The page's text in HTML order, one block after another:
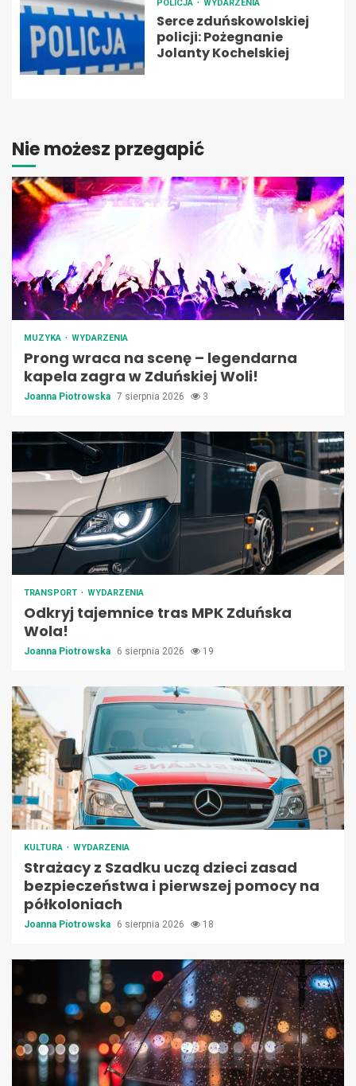
POLICJA WYDARZENIA
Serce zduńskowolskiej
policji: Pożegnanie
Jolanty Kochelskiej
Nie możesz przegapić
MUZYKA WYDARZENIA
Prong wraca na scenę – legendarna
kapela zagra w Zduńskiej Woli!
Joanna Piotrowska 7 sierpnia 2026 3
TRANSPORT WYDARZENIA
Odkryj tajemnice tras MPK Zduńska
Wola!
Joanna Piotrowska 6 sierpnia 2026 19
KULTURA WYDARZENIA
Strażacy z Szadku uczą dzieci zasad
bezpieczeństwa i pierwszej pomocy na
półkoloniach
Joanna Piotrowska 6 sierpnia 2026 18